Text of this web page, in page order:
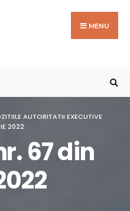
MENU
AUTORITATII EXECUTIVE
2022
67 din